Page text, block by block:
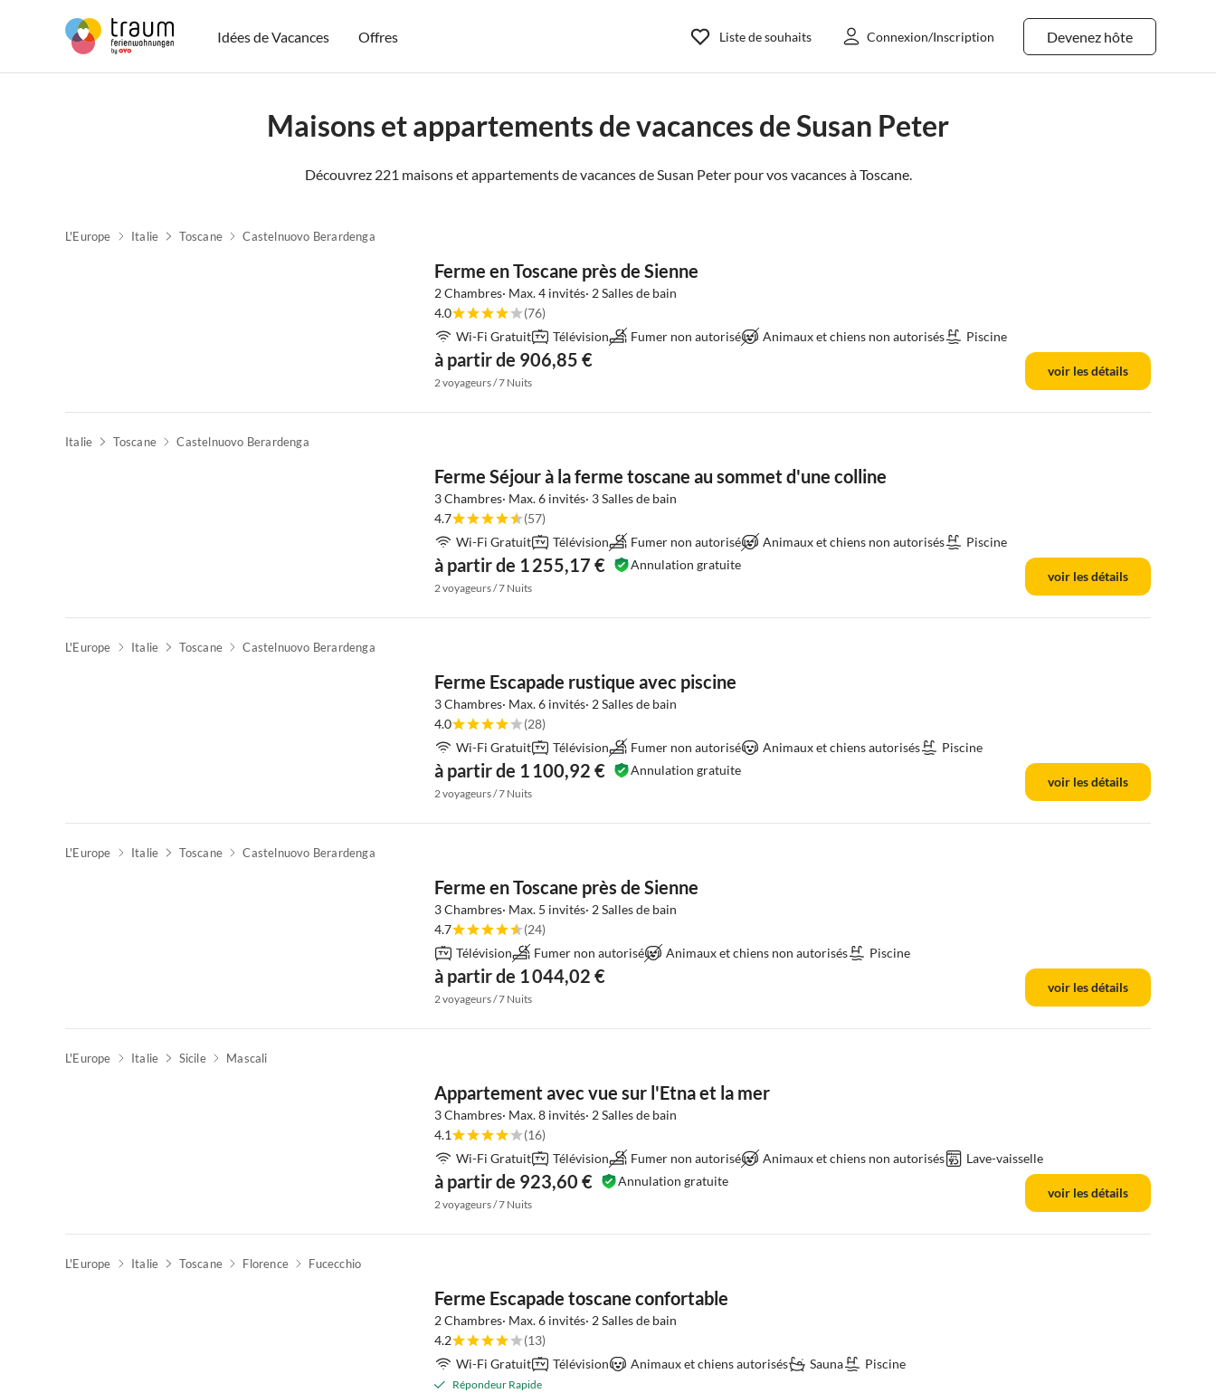
Idées de Vacances Offres Devenez hôte
Liste de souhaits Connexion/Inscription
Maisons et appartements de vacances de Susan Peter
Découvrez 221 maisons et appartements de vacances de Susan Peter pour vos vacances àToscane.
L'Europe Italie Toscane Castelnuovo Berardenga
Ferme en Toscane près de Sienne
2 Chambres· Max. 4 invités· 2 Salles de bain
4.0
(76)
Wi-Fi Gratuit
Télévision Fumer non autorisé Animaux et chiens non autorisés Piscine
à partir de 906,85 €
2 voyageurs / 7 Nuits
voir les détails
Italie Toscane Castelnuovo Berardenga
Ferme Séjour à la ferme toscane au sommet d'une colline
3 Chambres· Max. 6 invités· 3 Salles de bain
4.7
(57)
Wi-Fi Gratuit
Télévision Fumer non autorisé Animaux et chiens non autorisés Piscine
à partir de 1 255,17 € Annulation gratuite
2 voyageurs / 7 Nuits
voir les détails
L'Europe Italie Toscane Castelnuovo Berardenga
Ferme Escapade rustique avec piscine
3 Chambres· Max. 6 invités· 2 Salles de bain
4.0
(28)
Wi-Fi Gratuit
Télévision Fumer non autorisé Animaux et chiens autorisés Piscine
à partir de 1 100,92 € Annulation gratuite
2 voyageurs / 7 Nuits
voir les détails
L'Europe Italie Toscane Castelnuovo Berardenga
Ferme en Toscane près de Sienne
3 Chambres· Max. 5 invités· 2 Salles de bain
4.7
(24)
Télévision
Fumer non autorisé Animaux et chiens non autorisés Piscine
à partir de 1 044,02 €
2 voyageurs / 7 Nuits
voir les détails
L'Europe Italie Sicile Mascali
Appartement avec vue sur l'Etna et la mer
3 Chambres· Max. 8 invités· 2 Salles de bain
4.1
(16)
Wi-Fi Gratuit
Télévision Fumer non autorisé Animaux et chiens non autorisés Lave-vaisselle
à partir de 923,60 € Annulation gratuite
2 voyageurs / 7 Nuits
voir les détails
L'Europe Italie Toscane Florence Fucecchio
Ferme Escapade toscane confortable
2 Chambres· Max. 6 invités· 2 Salles de bain
4.2
(13)
Wi-Fi Gratuit
Télévision Animaux et chiens autorisés Sauna Piscine
Répondeur Rapide